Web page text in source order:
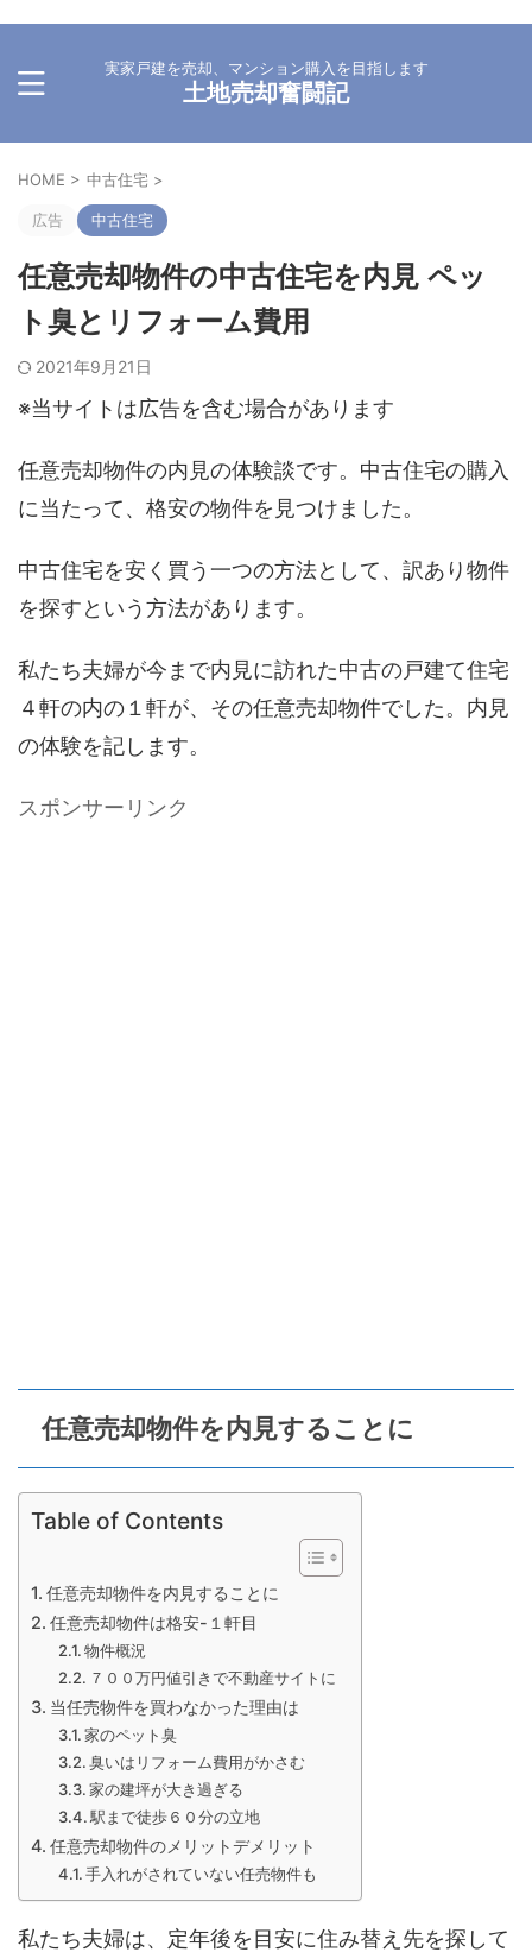
実家戸建を売却、マンション購入を目指します
土地売却奮闘記
HOME > 中古住宅 >
広告 中古住宅
任意売却物件の中古住宅を内見 ペッ
ト臭とリフォーム費用
2021年9月21日
※当サイトは広告を含む場合があります
任意売却物件の内見の体験談です。中古住宅の購入
に当たって、格安の物件を見つけました。
中古住宅を安く買う一つの方法として、訳あり物件
を探すという方法があります。
私たち夫婦が今まで内見に訪れた中古の戸建て住宅
４軒の内の１軒が、その任意売却物件でした。内見
の体験を記します。
スポンサーリンク
任意売却物件を内見することに
Table of Contents
任意売却物件を内見することに
任意売却物件は格安-１軒目
物件概況
７００万円値引きで不動産サイトに
当任売物件を買わなかった理由は
家のペット臭
臭いはリフォーム費用がかさむ
家の建坪が大き過ぎる
駅まで徒歩６０分の立地
任意売却物件のメリットデメリット
手入れがされていない任売物件も
私たち夫婦は、定年後を目安に住み替え先を探して